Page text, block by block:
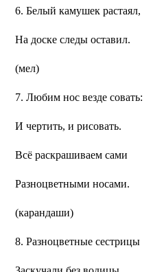
6. Белый камушек растаял,
На доске следы оставил.
(мел)
7. Любим нос везде совать:
И чертить, и рисовать.
Всё раскрашиваем сами
Разноцветными носами.
(карандаши)
8. Разноцветные сестрицы